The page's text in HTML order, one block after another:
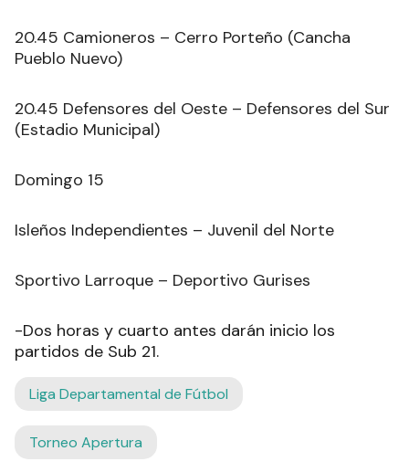
20.45 Camioneros – Cerro Porteño (Cancha
Pueblo Nuevo)
20.45 Defensores del Oeste – Defensores del Sur
(Estadio Municipal)
Domingo 15
Isleños Independientes – Juvenil del Norte
Sportivo Larroque – Deportivo Gurises
-Dos horas y cuarto antes darán inicio los
partidos de Sub 21.
Liga Departamental de Fútbol
Torneo Apertura